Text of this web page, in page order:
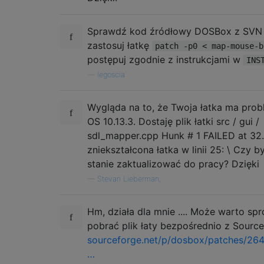
Sprawdź kod źródłowy DOSBox z
zastosuj łatkę
patch -p0 < map-
postępuj zgodnie z instrukcjami w
legoscia
Wygląda na to, że Twoja łatka ma
OS 10.13.3. Dostaję plik łatki src / gui /
sdl_mapper.cpp Hunk # 1 FAILED at
zniekształcona łatka w linii 25: \ Czy
stanie zaktualizować do pracy? Dzięki
Stevan Lieberman,
Hm, działa dla mnie .... Może warto
pobrać plik łaty bezpośrednio z
sourceforge.net/p/dosbox/patches/
…